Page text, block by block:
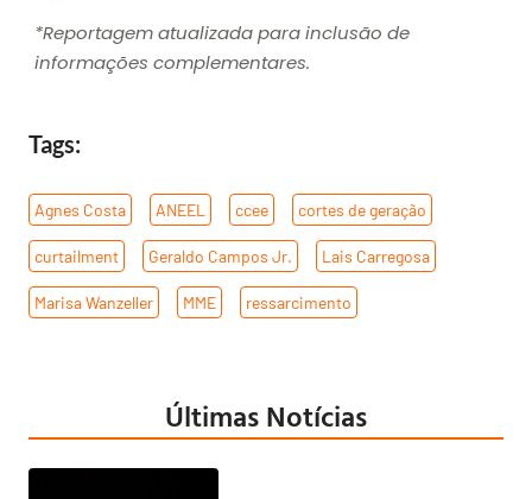
*Reportagem atualizada para inclusão de
informações complementares.
Tags:
Agnes Costa ANEEL ccee cortes de geração
curtailment Geraldo Campos Jr. Lais Carregosa
Marisa Wanzeller MME ressarcimento
Últimas Notícias